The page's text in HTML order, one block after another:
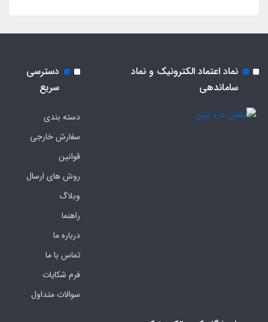
نماد اعتماد الکترونیک و نماد
ساماندهی
دسترسی
سریع
دسته بندی
سفارش خارجی
قوانین
روش های ارسال
وبلاگ
راهنما
درباره ما
تماس با ما
فرم‌ شکایات
سوالات متداول